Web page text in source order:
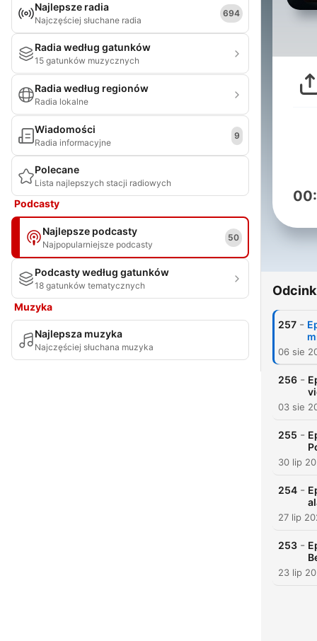
Najlepsze radia
Najczęściej słuchane radia
694
Radia według gatunków
15 gatunków muzycznych
Radia według regionów
Radia lokalne
Wiadomości
Radia informacyjne
9
Polecane
Lista najlepszych stacji radiowych
Podcasty
Najlepsze podcasty
Najpopularniejsze podcasty
50
Podcasty według gatunków
18 gatunków tematycznych
Muzyka
Najlepsza muzyka
Najczęściej słuchana muzyka
257 -
06 sie
256 -
03 sie
255 -
30 lip
254 -
27 lip
253 -
23 lip